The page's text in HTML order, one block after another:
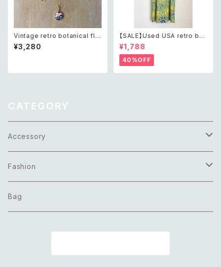
Vintage retro botanical flo
wer blue enamel necklace
レトロ ヴィンテージ アクセサリ
¥3,280
【SALE】Used USA retro bot
anical flower salopette sh
ort pants レトロ アメリカ ユー
ズド 古着 ライトグリーン ボタニ
カル フラワー サロペット ショー
トパンツ
¥1,788
40%OFF
CATEGORY
Accessory
Necklace
Pierce
Fashion
Tops
Bag